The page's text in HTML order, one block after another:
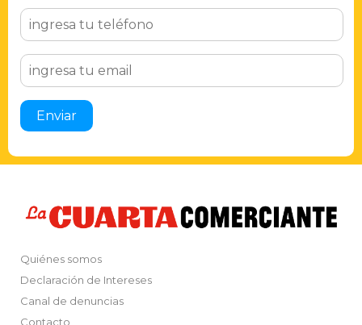
Quiénes somos
Declaración de Intereses
Canal de denuncias
Contacto